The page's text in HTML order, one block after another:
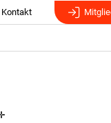
Kontakt